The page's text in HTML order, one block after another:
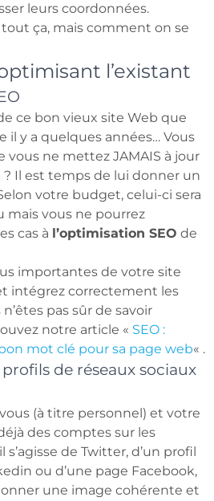
leurs coordonnées.
tout ça, mais comment on se
l’existant
ce bon vieux site Web que
il y a quelques années… Vous
vous ne mettez JAMAIS à jour
Il est temps de lui donner un
votre budget, celui-ci sera
mais vous ne pourrez
cas à l’optimisation SEO de
importantes de votre site
intégrez correctement les
pas sûr de savoir
notre article « SEO :
mot clé pour sa page web« .
de réseaux sociaux
(à titre personnel) et votre
des comptes sur les
s’agisse de Twitter, d’un profil
ou d’une page Facebook,
une image cohérente et